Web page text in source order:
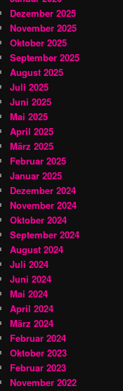
Dezember 2025
November 2025
Oktober 2025
September 2025
August 2025
Juli 2025
Juni 2025
Mai 2025
April 2025
März 2025
Februar 2025
Januar 2025
Dezember 2024
November 2024
Oktober 2024
September 2024
August 2024
Juli 2024
Juni 2024
Mai 2024
April 2024
März 2024
Februar 2024
Oktober 2023
Februar 2023
November 2022